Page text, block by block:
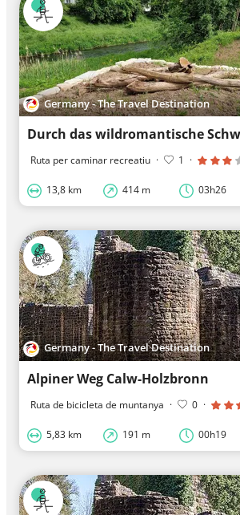
Germany - The Travel Destination
Ruta per caminar recreatiu · 1 ·
13,8 km 414 m 03h26
Germany - The Travel Destination
Alpiner Weg Calw-Holzbronn
Ruta de bicicleta de muntanya · 0 ·
5,83 km 191 m 00h19